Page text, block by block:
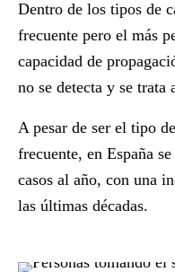
Dentro de los tipos de
frecuente pero el más
capacidad de
no se detecta y se trata
A pesar de ser el tipo
frecuente, en España
casos al año, con una
las últimas décadas.